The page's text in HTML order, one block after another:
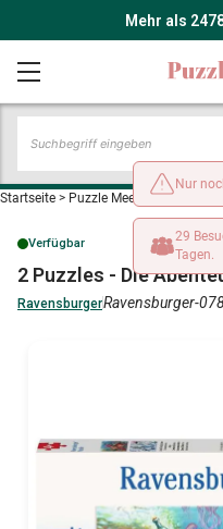
Mehr als
Startseite > Puzzle Meerjungfrauen
Verfügbar
2 Puzzles - Die
RavensburgerRavensburger-
Nur
29
Tagen.